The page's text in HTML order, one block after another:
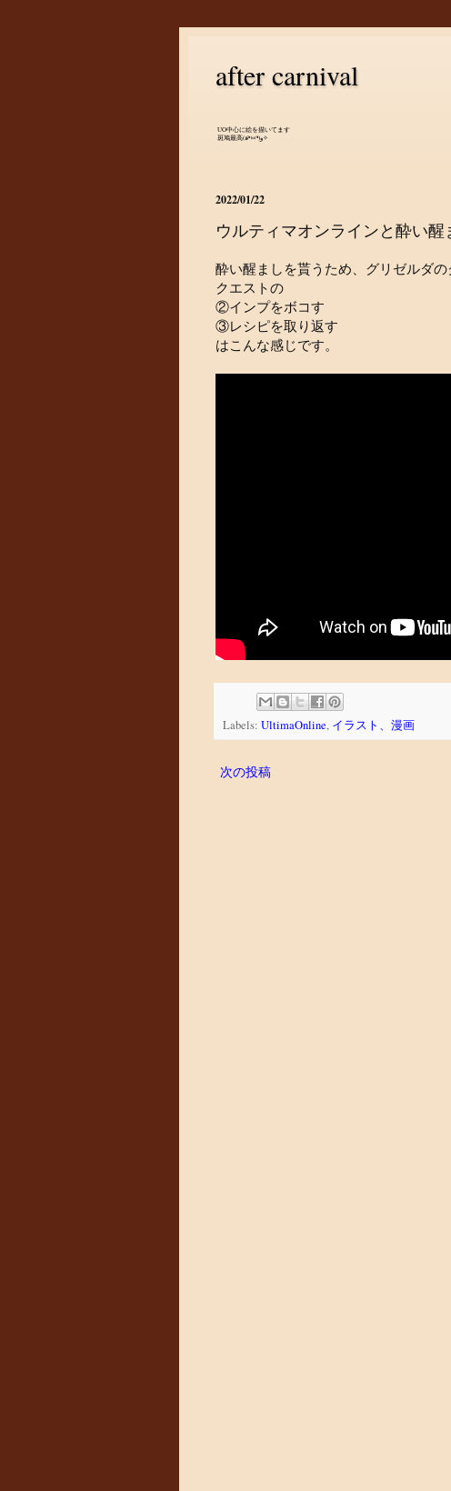
after carnival
UO中心に絵を描いてます
斑鳩最高(๑•̀ㅂ•́)و✧
2022/01/22
ウルティマオンラインと酔い醒
酔い醒ましを貰うため、グリゼルダの
クエストの
②インプをボコす
③レシピを取り返す
はこんな感じです。
Labels: UltimaOnline, イラスト、漫画
次の投稿